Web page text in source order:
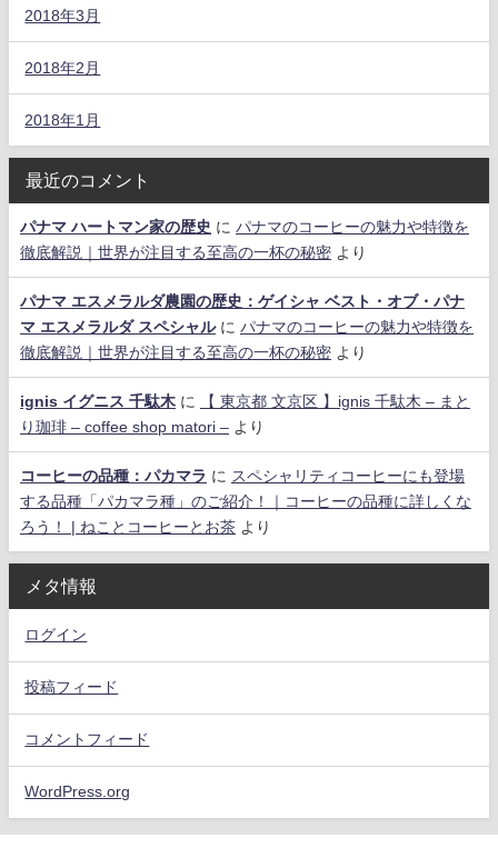
2018年3月
2018年2月
2018年1月
最近のコメント
パナマ ハートマン家の歴史 に パナマのコーヒーの魅力や特徴を
徹底解説｜世界が注目する至高の一杯の秘密 より
パナマ エスメラルダ農園の歴史：ゲイシャ ベスト・オブ・パナ
マ エスメラルダ スペシャルに パナマのコーヒーの魅力や特徴を
徹底解説｜世界が注目する至高の一杯の秘密 より
ignis イグニス 千駄木に
【 東京都 文京区 】ignis 千駄木 – まと
り珈琲 – coffee shop matori – より
コーヒーの品種：パカマラ に スペシャリティコーヒーにも登場
する品種「パカマラ種」のご紹介！｜コーヒーの品種に詳しくな
ろう！ | ねことコーヒーとお茶 より
メタ情報
ログイン
投稿フィード
コメントフィード
WordPress.org